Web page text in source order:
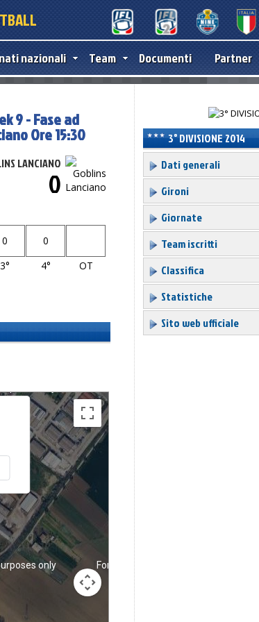
nazionali Team Documenti Partner
9 - Fase ad
Ore 15:30
LANCIANO
0
0
0
3° 4°
OT
only For development purposes only
For development purposes only
3° DIVISIONE 2014
Dati generali
Gironi
Giornate
Team iscritti
Classifica
Statistiche
Sito web ufficiale